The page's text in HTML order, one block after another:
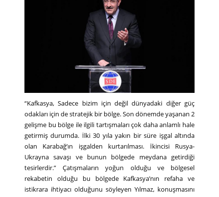
“Kafkasya, Sadece bizim için değil dünyadaki diğer güç
odakları için de stratejik bir bölge. Son dönemde yaşanan 2
gelişme bu bölge ile ilgili tartışmaları çok daha anlamlı hale
getirmiş durumda. İlki 30 yıla yakın bir süre işgal altında
olan Karabağ’ın işgalden kurtarılması. İkincisi Rusya-
Ukrayna savaşı ve bunun bölgede meydana getirdiği
tesirlerdir.” Çatışmaların yoğun olduğu ve bölgesel
rekabetin olduğu bu bölgede Kafkasya’nın refaha ve
istikrara ihtiyacı olduğunu söyleyen Yılmaz, konuşmasını